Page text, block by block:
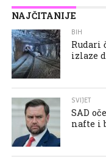
NAJČITANIJE
BIH
Rudari
izlaze
SVIJET
SAD
nafte i